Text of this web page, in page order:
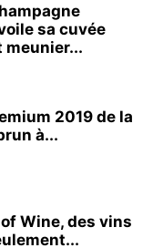
sa cuvée
meunier...
2019 de la
à...
Wine, des vins